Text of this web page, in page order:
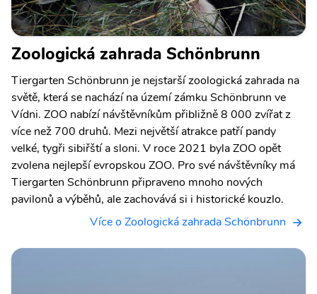
Zoologická zahrada Schönbrunn
Tiergarten Schönbrunn je nejstarší zoologická zahrada na
světě, která se nachází na území zámku Schönbrunn ve
Vídni. ZOO nabízí návštěvníkům přibližně 8 000 zvířat z
více než 700 druhů. Mezi největší atrakce patří pandy
velké, tygři sibiřští a sloni. V roce 2021 byla ZOO opět
zvolena nejlepší evropskou ZOO. Pro své návštěvníky má
Tiergarten Schönbrunn připraveno mnoho nových
pavilonů a výběhů, ale zachovává si i historické kouzlo.
Více o Zoologická zahrada Schönbrunn